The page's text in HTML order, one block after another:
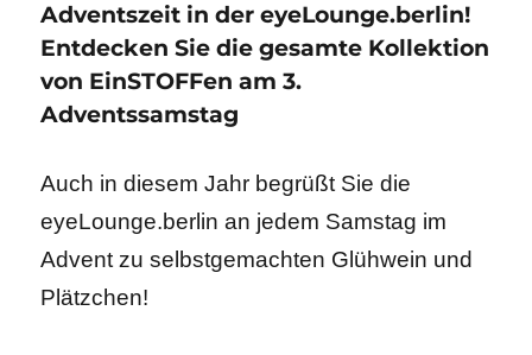
Adventszeit in der eyeLounge.berlin!
Entdecken Sie die gesamte Kollektion
von EinSTOFFen am 3.
Adventssamstag
Auch in diesem Jahr begrüßt Sie die
eyeLounge.berlin an jedem Samstag im
Advent zu selbstgemachten Glühwein und
Plätzchen!